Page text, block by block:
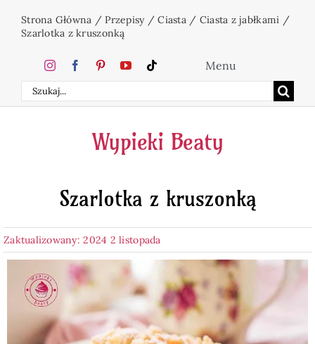
Strona Główna /Przepisy/Ciasta/ Ciasta z jabłkami /
Szarlotka z kruszonką
Szukaj
Menu
Home
Ciasta
Desery
Napoje
Pieczywo
Wypieki Beaty
Szarlotka z kruszonką
Zaktualizowany: 2024 2 listopada